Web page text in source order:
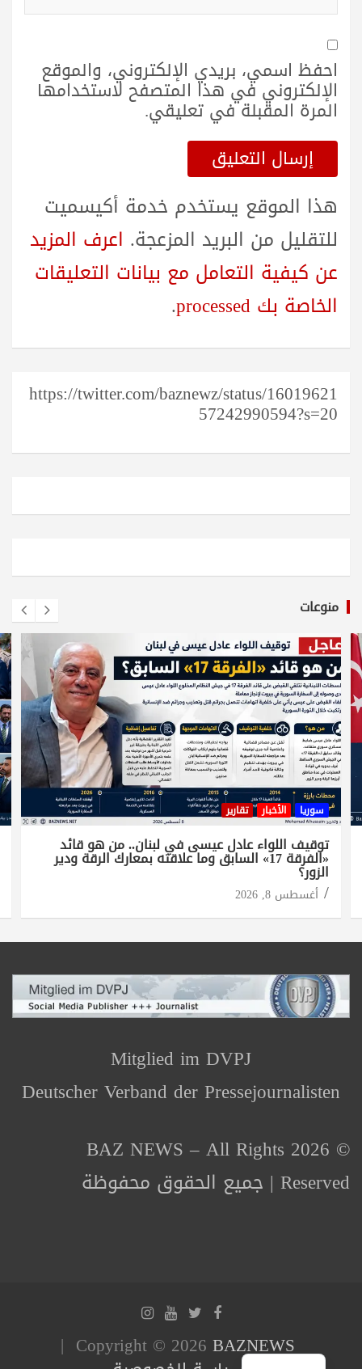
احفظ اسمي، بريدي الإلكتروني، والموقع
الإلكتروني في هذا المتصفح لاستخدامها
المرة المقبلة في تعليقي.
هذا الموقع يستخدم خدمة أكيسميت
للتقليل من البريد المزعجة. اعرف المزيد
عن كيفية التعامل مع بيانات التعليقات
الخاصة بك processed
.
https://twitter.com/baznewz/status/16019621
57242990594?s=20
منوعات
سوريا الأخبار تقارير
توقيف اللواء عادل عيسى في لبنان.. من هو قائد
«الفرقة 17» السابق وما علاقته بمعارك الرقة ودير
الزور؟
أغسطس 8, 2026
Mitglied im DVPJ
Deutscher Verband der Pressejournalisten
© 2026 BAZ NEWS – All Rights
Reserved | جميع الحقوق محفوظة
Copyright © 2026 BAZNEWS